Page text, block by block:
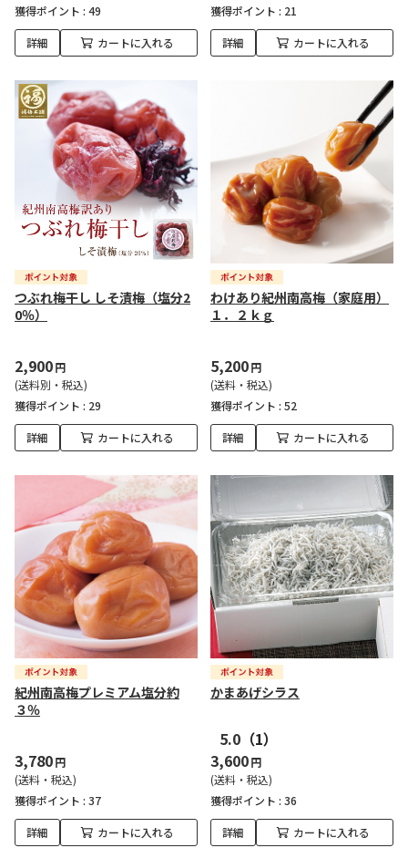
獲得ポイント : 49
詳細 カートに入れる
獲得ポイント : 21
詳細 カートに入れる
つぶれ梅干し しそ漬梅（塩分2
0％）
2,900円
(送料別・税込)
獲得ポイント : 29
詳細 カートに入れる
わけあり紀州南高梅（家庭用）
１．２ｋｇ
5,200円
(送料・税込)
獲得ポイント : 52
詳細 カートに入れる
紀州南高梅プレミアム塩分約
３％
3,780円
(送料・税込)
獲得ポイント : 37
詳細 カートに入れる
かまあげシラス
5.0 （1）
3,600円
(送料・税込)
獲得ポイント : 36
詳細 カートに入れる